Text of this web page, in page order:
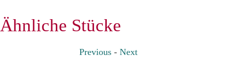
Ähnliche Stücke
Previous- Next